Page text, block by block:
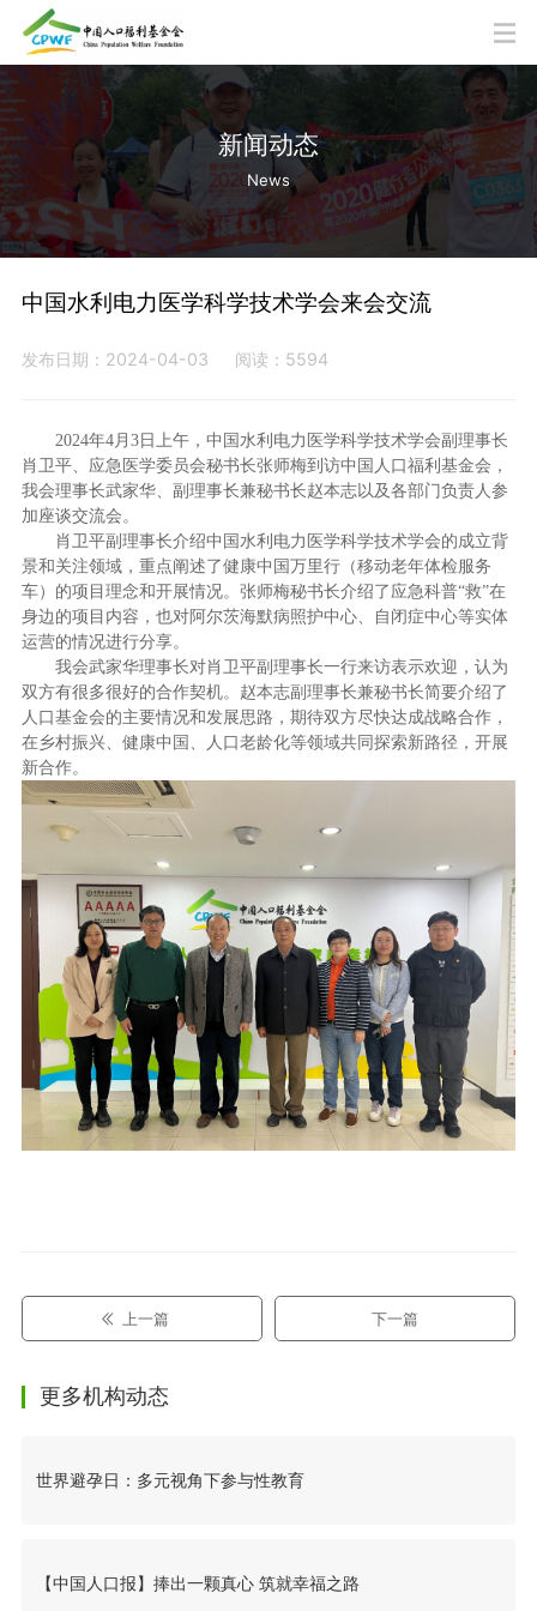
新闻动态
News
中国水利电力医学科学技术学会来会交流
发布日期：2024-04-03 阅读：5594
2024年4月3日上午，中国水利电力医学科学技术学会副理事长
肖卫平、应急医学委员会秘书长张师梅到访中国人口福利基金会，
我会理事长武家华、副理事长兼秘书长赵本志以及各部门负责人参
加座谈交流会。
肖卫平副理事长介绍中国水利电力医学科学技术学会的成立背
景和关注领域，重点阐述了健康中国万里行（移动老年体检服务
车）的项目理念和开展情况。张师梅秘书长介绍了应急科普“救”在
身边的项目内容，也对阿尔茨海默病照护中心、自闭症中心等实体
运营的情况进行分享。
我会武家华理事长对肖卫平副理事长一行来访表示欢迎，认为
双方有很多很好的合作契机。赵本志副理事长兼秘书长简要介绍了
人口基金会的主要情况和发展思路，期待双方尽快达成战略合作，
在乡村振兴、健康中国、人口老龄化等领域共同探索新路径，开展
新合作。
上一篇 下一篇
更多机构动态
世界避孕日：多元视角下参与性教育
【中国人口报】捧出一颗真心 筑就幸福之路